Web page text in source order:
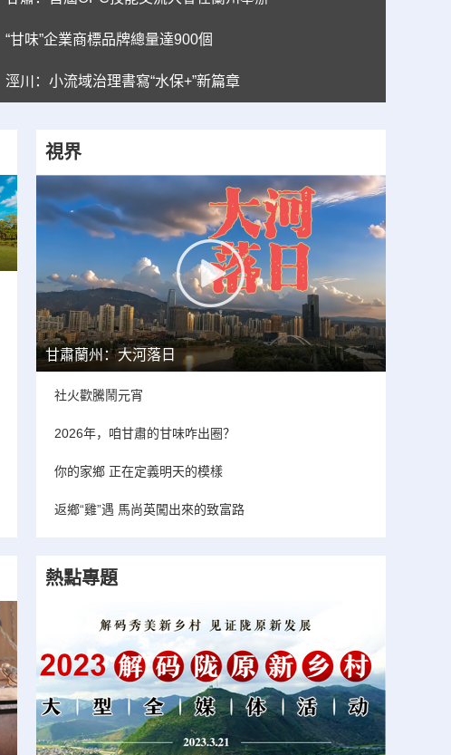
“甘味”企業商標品牌總量達900個
涇川：小流域治理書寫“水保+”新篇章
視界
甘肅蘭州：大河落日
社火歡騰鬧元宵
2026年，咱甘肅的甘味咋出圈？
你的家鄉 正在定義明天的模樣
返鄉“雞”遇 馬尚英闖出來的致富路
熱點專題